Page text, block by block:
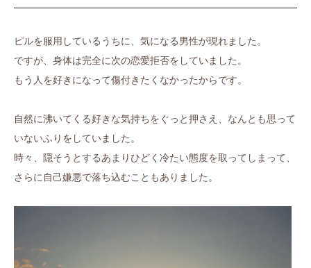
ピルを服用しているうちに、気になる男性が現れました。
ですが、身体は完全に次の恋愛拒否をしていました。
もう人を好きになって傷付きたくなかったからです。
自然に沸いてくる好きな気持ちをぐっと押さえ、なんとも思って
いないふりをしていました。
時々、隠そうとするあまりひどく冷たい態度を取ってしまって、
さらに自己嫌悪で落ち込むこともありました。